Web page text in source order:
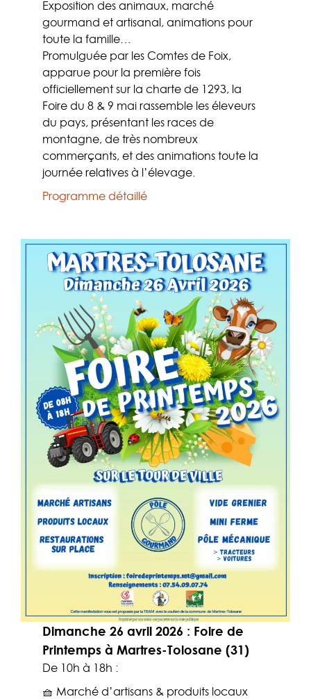
Exposition des animaux, marché
gourmand et artisanal, animations pour
toute la famille…
Promulguée par les Comtes de Foix,
apparue pour la première fois
officiellement sur la charte de 1293, la
Foire du 8 & 9 mai rassemble les éleveurs
du pays, présentant les races de
montagne, de très nombreux
commerçants, et des animations toute la
journée relatives à l’élevage.
Programme détaillé
Dimanche 26 avril 2026 : Foire de
Printemps à Martres-Tolosane (31)
De 10h à 18h :
🧺 Marché d’artisans & produits locaux